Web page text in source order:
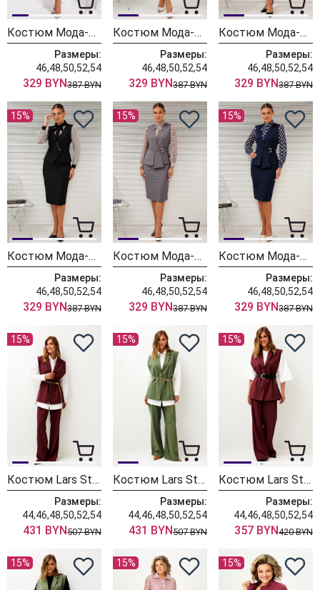
Костюм Мода-Юрс 26-2766 пыльно-синий
Размеры:
46,48,50,52,54
329 BYN387 BYN
Костюм Мода-Юрс 26-2766 черный + мелкий горох
Размеры:
46,48,50,52,54
329 BYN387 BYN
Костюм Мода-Юрс 26-2766 черный + крупный горох
Размеры:
46,48,50,52,54
329 BYN387 BYN
15%
Костюм Мода-Юрс 26-2766 черный + цветы
Размеры:
46,48,50,52,54
329 BYN387 BYN
15%
Костюм Мода-Юрс 26-2538 серый + цветы
Размеры:
46,48,50,52,54
329 BYN387 BYN
15%
Костюм Мода-Юрс 26-2538 синий + крупный горох
Размеры:
46,48,50,52,54
329 BYN387 BYN
15%
Костюм Lars Style 1246 оттенки бордо+молочного
Размеры:
44,46,48,50,52,54
431 BYN507 BYN
15%
Костюм Lars Style 1246/1 оттенки хвои+молочного
Размеры:
44,46,48,50,52,54
431 BYN507 BYN
15%
Костюм Lars Style 1247 оттенки бордо
Размеры:
44,46,48,50,52,54
357 BYN420 BYN
15% 15% 15%